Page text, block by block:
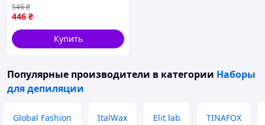
воскоплав Pro-Wax 100,
воск в гранулах, шпатели
446 ₴
546₴
Купить
Популярные производители в категории Наборы
для депиляции
Global Fashion ItalWax Elit lab TINAFOX